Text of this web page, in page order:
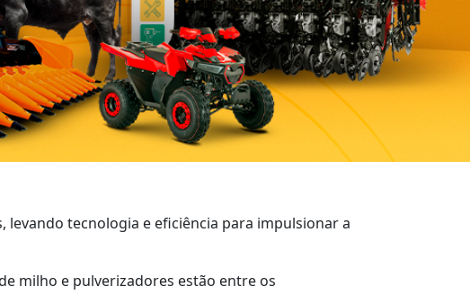
tecnologia e eficiência para impulsionar a
milho e pulverizadores estão entre os